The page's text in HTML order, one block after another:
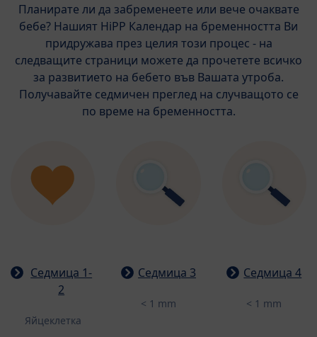
Планирате ли да забременеете или вече очаквате
бебе? Нашият HiPP Календар на бременността Ви
придружава през целия този процес - на
следващите страници можете да прочетете всичко
за развитието на бебето във Вашата утроба.
Получавайте седмичен преглед на случващото се
по време на бременността.
Седмица 1-
2
Яйцеклетка
Седмица 3
< 1 mm
Седмица 4
< 1 mm